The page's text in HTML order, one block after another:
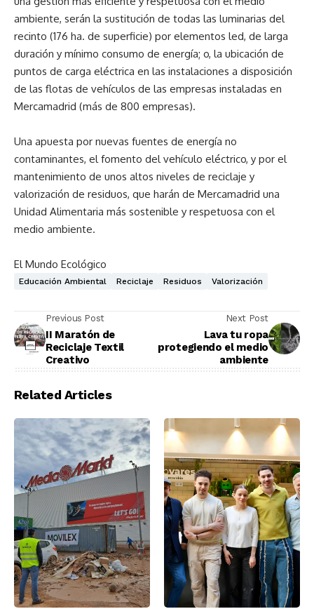
ambiente, serán la sustitución de todas las luminarias del
recinto (176 ha. de superficie) por elementos led, de larga
duración y mínimo consumo de energía; o, la ubicación de
puntos de carga eléctrica en las instalaciones a disposición
de las flotas de vehículos de las empresas instaladas en
Mercamadrid (más de 800 empresas).
Una apuesta por nuevas fuentes de energía no
contaminantes, el fomento del vehículo eléctrico, y por el
mantenimiento de unos altos niveles de reciclaje y
valorización de residuos, que harán de Mercamadrid una
Unidad Alimentaria más sostenible y respetuosa con el
medio ambiente.
El Mundo Ecológico
Educación Ambiental Reciclaje Residuos Valorización
Previous Post
II Maratón de
Reciclaje Textil
Creativo
Next Post
Lava tu ropa
protegiendo el medio
ambiente
Related Articles